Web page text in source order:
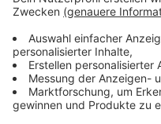
der Lage werde man
deshalb ihre Fahrzeuge
um laufende Kosten zu
Anzeige